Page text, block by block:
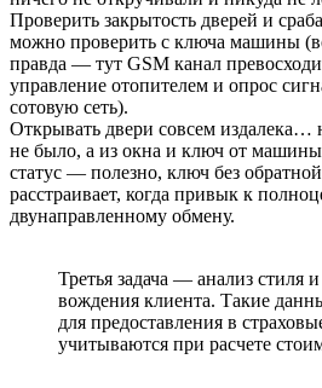
Проверить закрытость дверей и
можно проверить с ключа машины
правда — тут GSM канал
управление отопителем и опрос
сотовую сеть).
Открывать двери совсем издалека…
не было, а из окна и ключ от машины
статус — полезно, ключ без обратной
расстраивает, когда привык к
двунаправленному обмену.
Третья задача — анализ стиля
вождения клиента. Такие
для предоставления в
учитываются при расчете